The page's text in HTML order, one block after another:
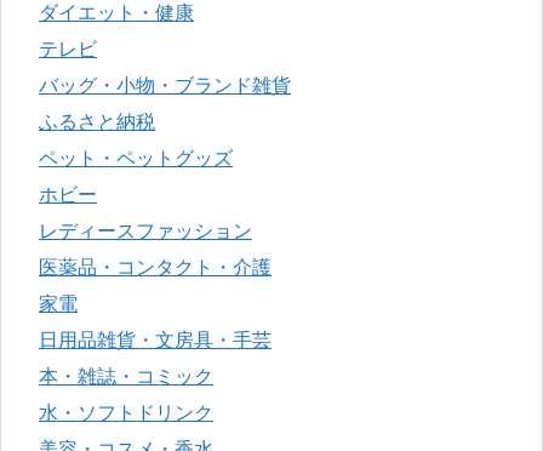
ダイエット・健康
テレビ
バッグ・小物・ブランド雑貨
ふるさと納税
ペット・ペットグッズ
ホビー
レディースファッション
医薬品・コンタクト・介護
家電
日用品雑貨・文房具・手芸
本・雑誌・コミック
水・ソフトドリンク